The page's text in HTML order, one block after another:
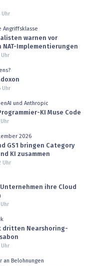
Uhr
Angriffsklasse
warnen vor
NAT-Implementierungen
Uhr
Uhr
und Anthropic
KI Muse Code
2026
GS1 bringen Category
KI zusammen
Uhr
ihre Cloud
dritten Nearshoring-
an Belohnungen